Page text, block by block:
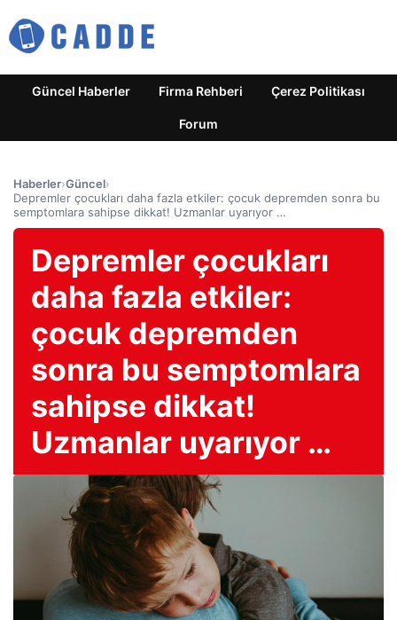
Güncel Haberler Firma Rehberi Çerez Politikası
Forum
Haberler›Güncel›
Depremler çocukları daha fazla etkiler: çocuk depremden sonra bu
semptomlara sahipse dikkat! Uzmanlar uyarıyor …
Depremler çocukları
daha fazla etkiler:
çocuk depremden
sonra bu semptomlara
sahipse dikkat!
Uzmanlar uyarıyor …